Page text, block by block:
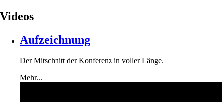
Videos
Aufzeichnung
Der Mitschnitt der Konferenz in voller Länge.
Mehr...